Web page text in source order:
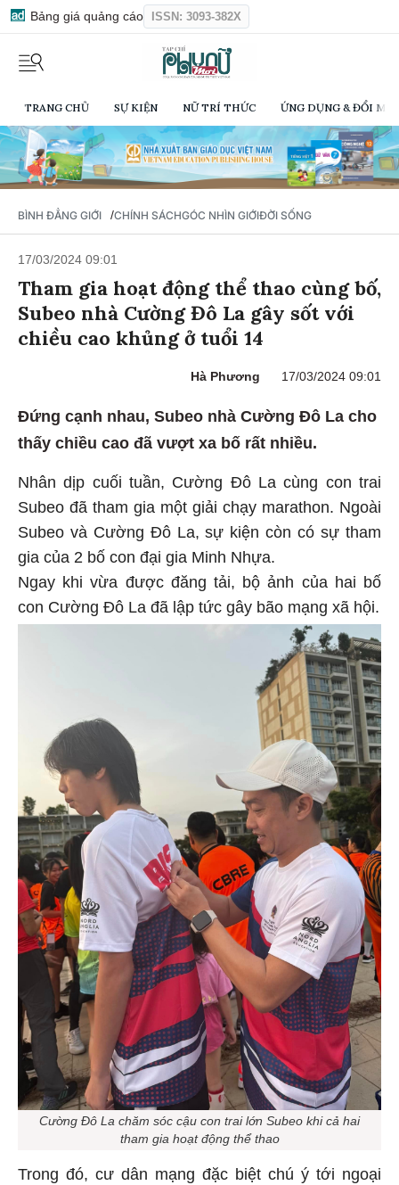
Bảng giá quảng cáo ISSN: 3093-382X
TRANG CHỦ SỰ KIỆN NỮ TRÍ THỨC ỨNG DỤNG & ĐỔI
BÌNH ĐẲNG GIỚI /CHÍNH SÁCHGÓC NHÌN GIỚIĐỜI SỐNG
17/03/2024 09:01
Tham gia hoạt động thể thao cùng bố,
Subeo nhà Cường Đô La gây sốt với
chiều cao khủng ở tuổi 14
Hà Phương 17/03/2024 09:01
Đứng cạnh nhau, Subeo nhà Cường Đô La cho
thấy chiều cao đã vượt xa bố rất nhiều.
Nhân dịp cuối tuần, Cường Đô La cùng con trai
Subeo đã tham gia một giải chạy marathon. Ngoài
Subeo và Cường Đô La, sự kiện còn có sự tham
gia của 2 bố con đại gia Minh Nhựa.
Ngay khi vừa được đăng tải, bộ ảnh của hai bố
con Cường Đô La đã lập tức gây bão mạng xã hội.
Cường Đô La chăm sóc cậu con trai lớn Subeo khi cả hai
tham gia hoạt động thể thao
Trong đó, cư dân mạng đặc biệt chú ý tới ngoại